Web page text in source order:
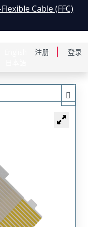
注册 登录
Cable (FFC)